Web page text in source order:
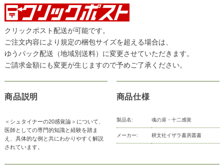
クリックポスト配送が可能です。
ご注文内容により規定の梱包サイズを超える場合は、
ゆうパック配送（地域別送料）に変更させていただきます。
ご請求金額にも変更が生じますので予めご了承ください。
商品説明
＜シュタイナーの20感覚論＞について、
医師としての専門的知識と経験を踏ま
え、具体的な例と共にわかりやすく解説
されています。
商品仕様
製品名: 魂の扉・十二感覚
メーカー: 耕文社イザラ書房叢書